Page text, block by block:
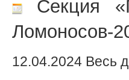
Секция
Ломоносов-
12.04.2024 Весь